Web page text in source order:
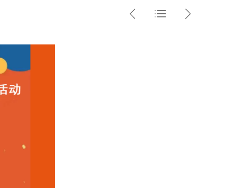
  